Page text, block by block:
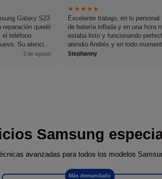
Galaxy S23
reparación quedó
el teléfono
Su atención
y atento en
3 de agosto
★★★★★
Excelente trabajo, en lo personal
de batería inflada y en una hora
estaba listo y funcionando
atendió Andrés y en todo
amable.
Stephanny
Samsung
avanzadas para todos los modelos
Más demandado